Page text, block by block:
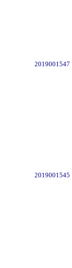
2019001547
2019001545